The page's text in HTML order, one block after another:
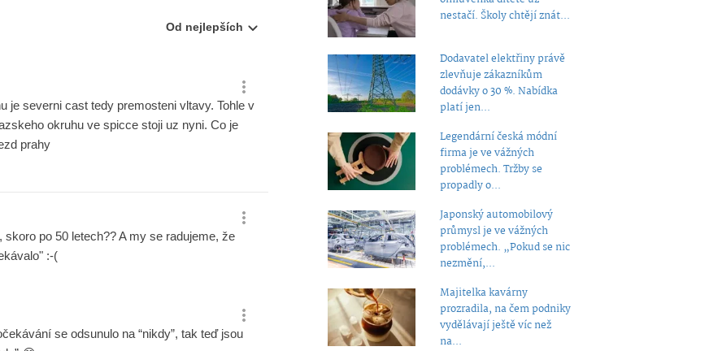
nestačí. Školy chtějí znát...
Dodavatel elektřiny právě
zlevňuje zákazníkům
dodávky o 30 %. Nabídka
platí jen...
Legendární česká módní
firma je ve vážných
problémech. Tržby se
propadly o...
Japonský automobilový
průmysl je ve vážných
problémech. „Pokud se nic
nezmění,...
Majitelka kavárny
prozradila, na čem podniky
vydělávají ještě víc než
na...